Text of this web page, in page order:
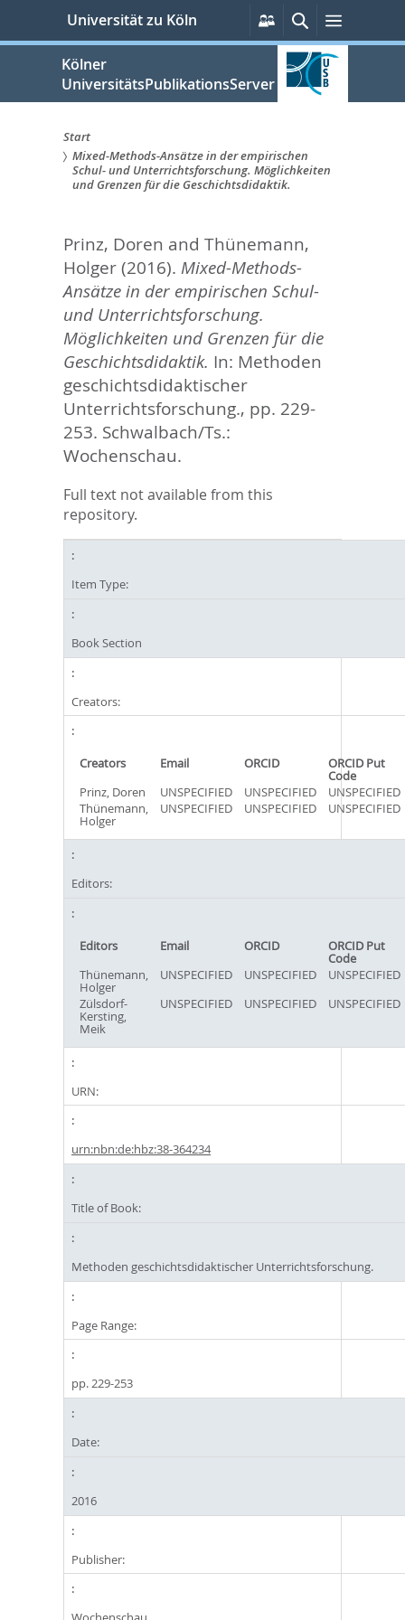
springen
Universität zu Köln
Persönliche
Services
SucheMenü
Kölner
UniversitätsPublikationsServer
Sie
hier:
Start
Mixed-Methods-Ansätze in der empirischen
Schul- und Unterrichtsforschung. Möglichkeiten
und Grenzen für die Geschichtsdidaktik.
Prinz, Doren and Thünemann,
Holger(2016). Mixed-Methods-
Ansätze in der empirischen Schul-
und Unterrichtsforschung.
Möglichkeiten und Grenzen für die
Geschichtsdidaktik. In: Methoden
geschichtsdidaktischer
Unterrichtsforschung., pp. 229-
253. Schwalbach/Ts.:
Wochenschau.
Full text not available from this
repository.
Item Type:
Book Section
Creators:
Creators Email ORCID ORCID Put
Code
Prinz, Doren
UNSPECIFIED UNSPECIFIED
UNSPECIFIED
Thünemann,
Holger
UNSPECIFIED UNSPECIFIED UNSPECIFIED
Editors:
Editors Email ORCID ORCID Put
Code
Thünemann,
Holger
UNSPECIFIED UNSPECIFIED
UNSPECIFIED
Zülsdorf-
Kersting,
Meik
UNSPECIFIED UNSPECIFIED UNSPECIFIED
URN:
urn:nbn:de:hbz:38-364234
Title of Book:
Methoden geschichtsdidaktischer Unterrichtsforschung.
Page Range:
pp. 229-253
Date:
2016
Publisher: